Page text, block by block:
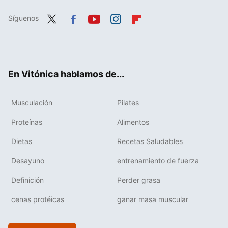
Síguenos
En Vitónica hablamos de...
Musculación Pilates
Proteínas Alimentos
Dietas Recetas Saludables
Desayuno entrenamiento de fuerza
Definición Perder grasa
cenas protéicas ganar masa muscular